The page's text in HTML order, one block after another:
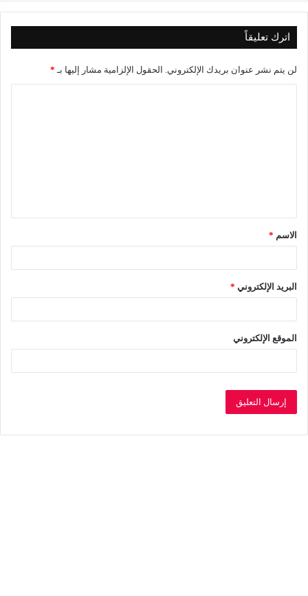
اترك تعليقاً
لن يتم نشر عنوان بريدك الإلكتروني. الحقول الإلزامية مشار إليها بـ *
ق
*الاسم *
البريد الإلكتروني *
الموقع الإلكتروني